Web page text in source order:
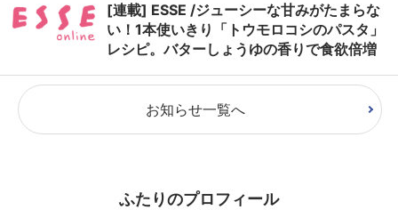
[連載] ESSE /ジューシーな甘みがたまらな
い！1本使いきり「トウモロコシのパスタ」
レシピ。バターしょうゆの香りで食欲倍増
お知らせ一覧へ
ふたりのプロフィール